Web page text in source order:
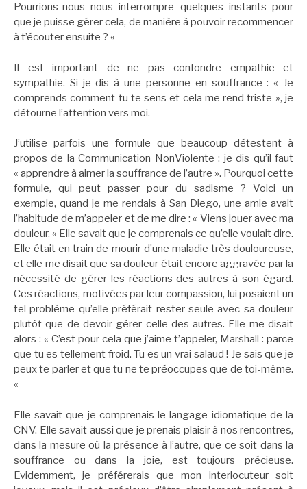
Pourrions-nous nous interrompre quelques instants pour
que je puisse gérer cela, de manière à pouvoir recommencer
à t’écouter ensuite ? «
Il est important de ne pas confondre empathie et
sympathie. Si je dis à une personne en souffrance : « Je
comprends comment tu te sens et cela me rend triste », je
détourne l’attention vers moi.
J’utilise parfois une formule que beaucoup détestent à
propos de la Communication NonViolente : je dis qu’il faut
« apprendre à aimer la souffrance de l’autre ». Pourquoi cette
formule, qui peut passer pour du sadisme ? Voici un
exemple, quand je me rendais à San Diego, une amie avait
l’habitude de m’appeler et de me dire : « Viens jouer avec ma
douleur. « Elle savait que je comprenais ce qu’elle voulait dire.
Elle était en train de mourir d’une maladie très douloureuse,
et elle me disait que sa douleur était encore aggravée par la
nécessité de gérer les réactions des autres à son égard.
Ces réactions, motivées par leur compassion, lui posaient un
tel problème qu’elle préférait rester seule avec sa douleur
plutôt que de devoir gérer celle des autres. Elle me disait
alors : « C’est pour cela que j’aime t’appeler, Marshall : parce
que tu es tellement froid. Tu es un vrai salaud ! Je sais que je
peux te parler et que tu ne te préoccupes que de toi-même.
«
Elle savait que je comprenais le langage idiomatique de la
CNV. Elle savait aussi que je prenais plaisir à nos rencontres,
dans la mesure où la présence à l’autre, que ce soit dans la
souffrance ou dans la joie, est toujours précieuse.
Evidemment, je préférerais que mon interlocuteur soit